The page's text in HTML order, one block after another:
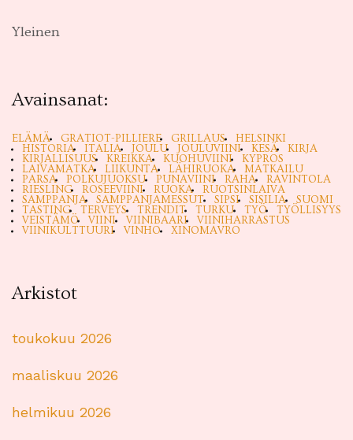
Yleinen
Avainsanat:
ELÄMÄ GRATIOT-PILLIERE GRILLAUS
HELSINKI
HISTORIA
ITALIA JOULU JOULUVIINI KESÄ
KIRJA
KIRJALLISUUS
KREIKKA KUOHUVIINI
KYPROS
LAIVAMATKA
LIIKUNTA LÄHIRUOKA
MATKAILU
PARSA
POLKUJUOKSU PUNAVIINI RAHA
RAVINTOLA
RIESLING
ROSEEVIINI RUOKA
RUOTSINLAIVA
SAMPPANJA
SAMPPANJAMESSUT SIPSI SISILIA
SUOMI
TASTING
TERVEYS TRENDIT TURKU TYÖ
TYÖLLISYYS
VEISTÄMÖ
VIINI VIINIBAARI
VIINIHARRASTUS
VIINIKULTTUURI
VINHO XINOMAVRO
Arkistot
toukokuu 2026
maaliskuu 2026
helmikuu 2026